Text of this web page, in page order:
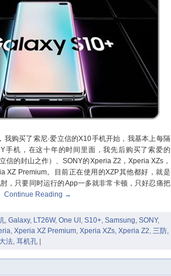
购买了索尼·爱立信的X10手机开始，我基本上每隔
手机，在这十年的时间里面，我先后购买了索爱的
信的封山之作）、SONY的Xperia Z2，Xperia XZs，
XZ Premium。目前正在使用的XZP其他都好，就是
，只要同时运行的App一多就非常卡顿，只好忍痛把
Continue Reading →
Galaxy, LT26W, One UI S10+ Samsung SONY,
Xperia XZ Premium Xperia XZs Xperia Z2 三防
法 耳机孔 |